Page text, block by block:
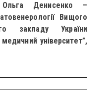
Ольга Денисенко –
Вищого
закладу України
університет”,